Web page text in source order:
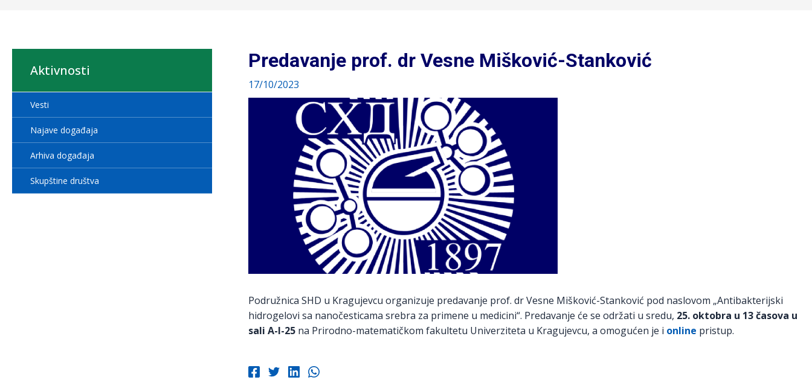
Aktivnosti
Vesti
Najave događaja
Arhiva događaja
Skupštine društva
Predavanje prof. dr Vesne Mišković-Stanković
17/10/2023
Podružnica SHD u Kragujevcu organizuje predavanje prof. dr Vesne Mišković-Stanković pod naslovom „Antibakterijski
hidrogelovi sa nanočesticama srebra za primene u medicini“. Predavanje će se održati u sredu, 25. oktobra u 13 časova u
sali A-I-25 na Prirodno-matematičkom fakultetu Univerziteta u Kragujevcu, a omogućen je i online pristup.